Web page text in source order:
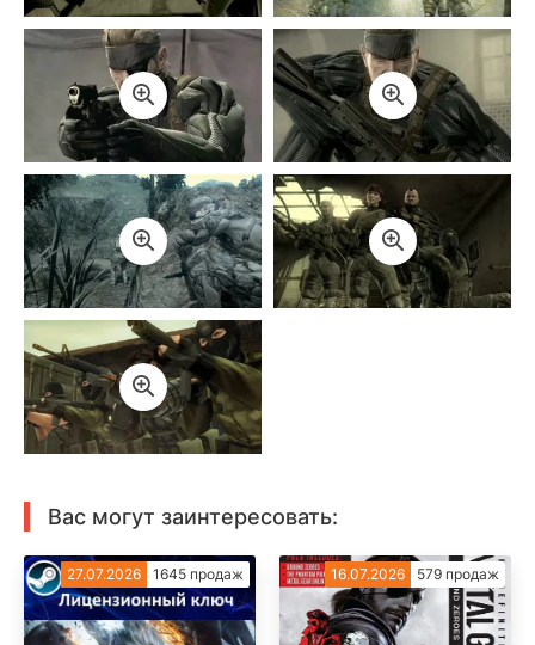
Вас могут заинтересовать:
27.07.2026 1645 продаж 16.07.2026 579 продаж